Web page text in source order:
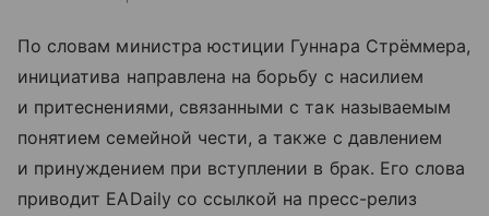
По словам министра юстиции Гуннара Стрёммера,
инициатива направлена на борьбу с насилием
и притеснениями, связанными с так называемым
понятием семейной чести, а также с давлением
и принуждением при вступлении в брак. Его слова
приводит EADaily со ссылкой на пресс-релиз